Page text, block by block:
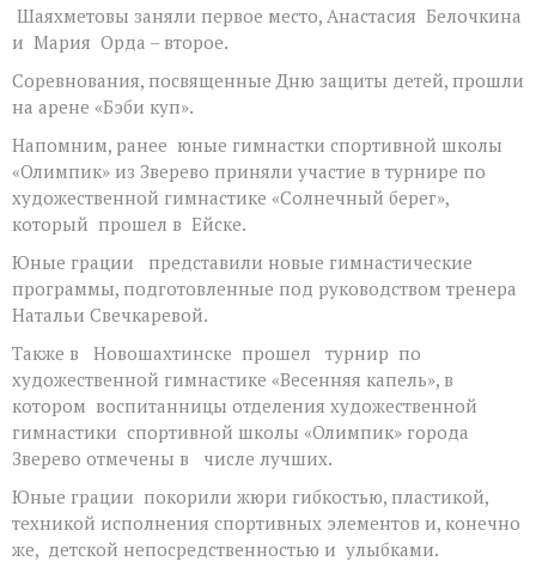
Шаяхметовы заняли первое место, Анастасия Белочкина
и Мария Орда – второе.
Соревнования, посвященные Дню защиты детей, прошли
на арене «Бэби куп».
Напомним, ранее юные гимнастки спортивной школы
«Олимпик» из Зверево приняли участие в турнире по
художественной гимнастике «Солнечный берег»,
который прошел в Ейске.
Юные грации представили новые гимнастические
программы, подготовленные под руководством тренера
Натальи Свечкаревой.
Также в Новошахтинске прошел турнир по
художественной гимнастике «Весенняя капель», в
котором воспитанницы отделения художественной
гимнастики спортивной школы «Олимпик» города
Зверево отмечены в числе лучших.
Юные грации покорили жюри гибкостью, пластикой,
техникой исполнения спортивных элементов и, конечно
же, детской непосредственностью и улыбками.